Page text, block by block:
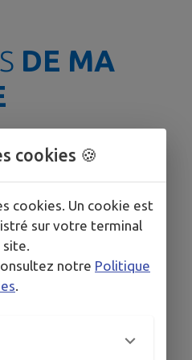
DE MA
en vigilance orange
Conformément aux
de la
le Plan Communal de
(PCS) est activé et un
– Place de
cookies 🍪
cookies. Un cookie est
sur votre terminal
site.
notre Politique
.